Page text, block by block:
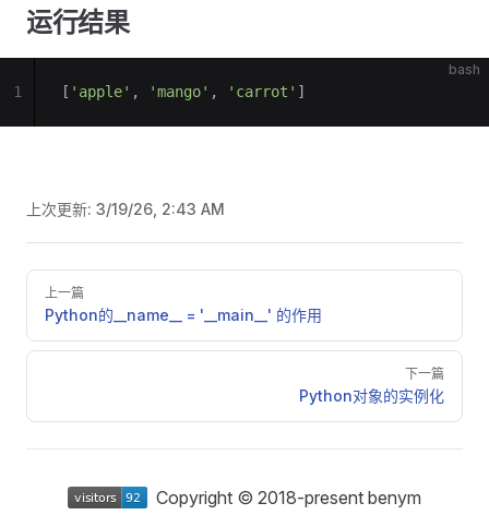
运行结果
bash
[ 'apple' , 'mango' , 'carrot' ]
1
上次更新: 3/19/26, 2:43 AM
Pager
上一篇
Python的__name__ = '__main__' 的作用
下一篇
Python对象的实例化
Copyright © 2018-present benym